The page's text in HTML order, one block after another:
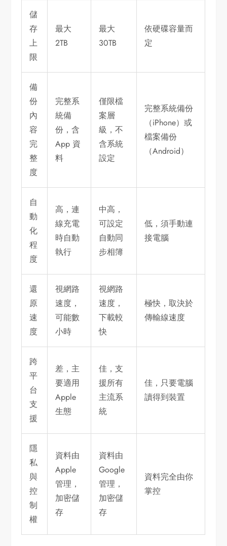
儲
存
上
限
最大
2TB
最大
30TB
依硬碟容量而
定
備
份
內
容
完
整
度
完整系
統備
份，含
App 資
料
僅限檔
案層
級，不
含系統
設定
完整系統備份
（iPhone）或
檔案備份
（Android）
自
動
化
程
度
高，連
線充電
時自動
執行
中高，
可設定
自動同
步相簿
低，須手動連
接電腦
還
原
速
度
視網路
速度，
可能數
小時
視網路
速度，
下載較
快
極快，取決於
傳輸線速度
跨
平
台
支
援
差，主
要適用
Apple
生態
佳，支
援所有
主流系
統
佳，只要電腦
讀得到裝置
隱
私
與
控
制
權
資料由
Apple
管理，
加密儲
存
資料由
Google
管理，
加密儲
存
資料完全由你
掌控